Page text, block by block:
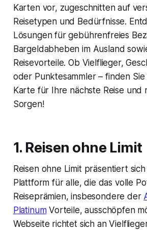
Karten vor, zugeschnitten auf
Reisetypen und Bedürfnisse.
Lösungen für gebührenfreies
Bargeldabheben im Ausland
Reisevorteile. Ob Vielflieger,
oder Punktesammler – finden
Karte für Ihre nächste Reise und
Sorgen!
1. Reisen ohne Limit
Reisen ohne Limit präsentiert
Plattform für alle, die das volle
Reiseprämien, insbesondere der
PlatinumVorteile, ausschöpfen
Webseite richtet sich an